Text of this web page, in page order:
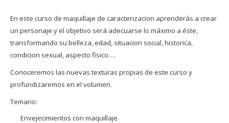
En este curso de maquillaje de caracterizacion aprenderás a crear
un personaje y el objetivo será adecuarse lo máximo a éste,
transformando su belleza, edad, situacion social, historica,
condicion sexual, aspecto fisico….
Conoceremos las nuevas texturas propias de este curso y
profundizaremos en el volumen.
Temario:
Envejecimientos con maquillaje.